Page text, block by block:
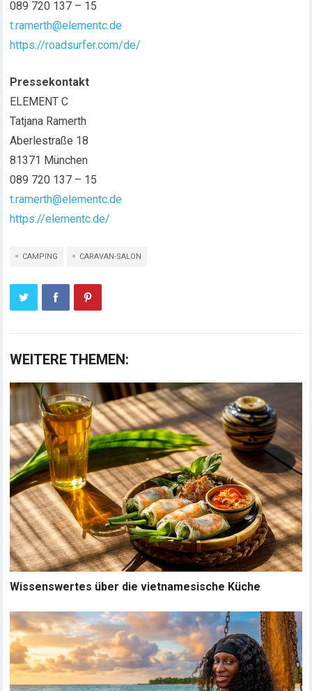
089 720 137 – 15
t.ramerth@elementc.de
https://roadsurfer.com/de/
Pressekontakt
ELEMENT C
Tatjana Ramerth
Aberlestraße 18
81371 München
089 720 137 – 15
t.ramerth@elementc.de
https://elementc.de/
CAMPING CARAVAN-SALON
WEITERE THEMEN:
Wissenswertes über die vietnamesische Küche